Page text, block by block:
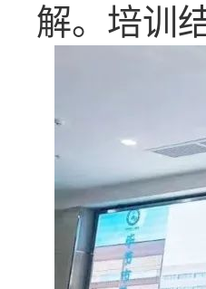
解。培训